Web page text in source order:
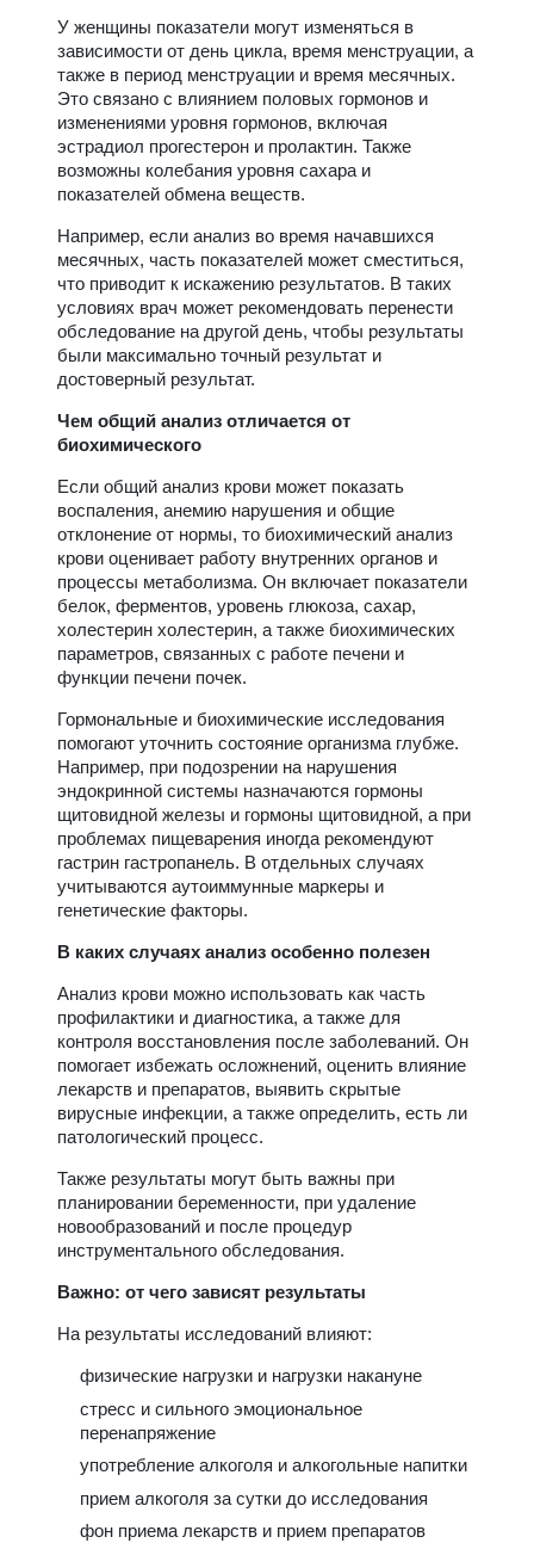
У женщины показатели могут изменяться в
зависимости от день цикла, время менструации, а
также в период менструации и время месячных.
Это связано с влиянием половых гормонов и
изменениями уровня гормонов, включая
эстрадиол прогестерон и пролактин. Также
возможны колебания уровня сахара и
показателей обмена веществ.
Например, если анализ во время начавшихся
месячных, часть показателей может сместиться,
что приводит к искажению результатов. В таких
условиях врач может рекомендовать перенести
обследование на другой день, чтобы результаты
были максимально точный результат и
достоверный результат.
Чем общий анализ отличается от
биохимического
Если общий анализ крови может показать
воспаления, анемию нарушения и общие
отклонение от нормы, то биохимический анализ
крови оценивает работу внутренних органов и
процессы метаболизма. Он включает показатели
белок, ферментов, уровень глюкоза, сахар,
холестерин холестерин, а также биохимических
параметров, связанных с работе печени и
функции печени почек.
Гормональные и биохимические исследования
помогают уточнить состояние организма глубже.
Например, при подозрении на нарушения
эндокринной системы назначаются гормоны
щитовидной железы и гормоны щитовидной, а при
проблемах пищеварения иногда рекомендуют
гастрин гастропанель. В отдельных случаях
учитываются аутоиммунные маркеры и
генетические факторы.
В каких случаях анализ особенно полезен
Анализ крови можно использовать как часть
профилактики и диагностика, а также для
контроля восстановления после заболеваний. Он
помогает избежать осложнений, оценить влияние
лекарств и препаратов, выявить скрытые
вирусные инфекции, а также определить, есть ли
патологический процесс.
Также результаты могут быть важны при
планировании беременности, при удаление
новообразований и после процедур
инструментального обследования.
Важно: от чего зависят результаты
На результаты исследований влияют:
физические нагрузки и нагрузки накануне
стресс и сильного эмоциональное
перенапряжение
употребление алкоголя и алкогольные напитки
прием алкоголя за сутки до исследования
фон приема лекарств и прием препаратов